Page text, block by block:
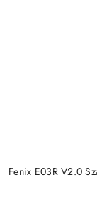
Fenix E03R V2.0